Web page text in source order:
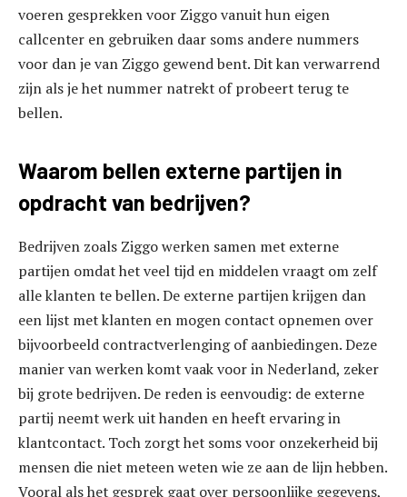
voeren gesprekken voor Ziggo vanuit hun eigen
callcenter en gebruiken daar soms andere nummers
voor dan je van Ziggo gewend bent. Dit kan verwarrend
zijn als je het nummer natrekt of probeert terug te
bellen.
Waarom bellen externe partijen in
opdracht van bedrijven?
Bedrijven zoals Ziggo werken samen met externe
partijen omdat het veel tijd en middelen vraagt om zelf
alle klanten te bellen. De externe partijen krijgen dan
een lijst met klanten en mogen contact opnemen over
bijvoorbeeld contractverlenging of aanbiedingen. Deze
manier van werken komt vaak voor in Nederland, zeker
bij grote bedrijven. De reden is eenvoudig: de externe
partij neemt werk uit handen en heeft ervaring in
klantcontact. Toch zorgt het soms voor onzekerheid bij
mensen die niet meteen weten wie ze aan de lijn hebben.
Vooral als het gesprek gaat over persoonlijke gegevens,